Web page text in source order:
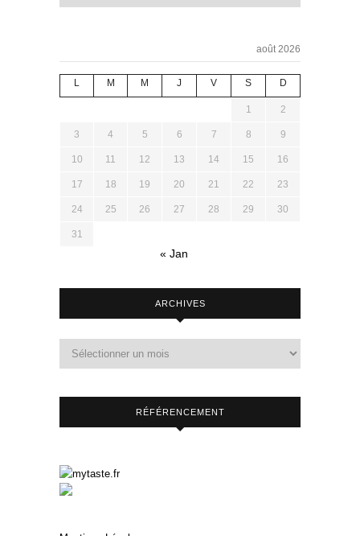
août 2026
L M M J V S D
1 2
3 4 5 6 7 8 9
10 11 12 13 14 15 16
17 18 19 20 21 22 23
24 25 26 27 28 29 30
31
« Jan
ARCHIVES
RÉFÉRENCEMENT